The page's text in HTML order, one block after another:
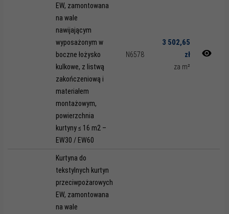
EW, zamontowana
na wale
nawijającym
wyposażonym w
boczne łożysko
kulkowe, z listwą
zakończeniową i
materiałem
montażowym,
powierzchnia
kurtyny ≤ 16 m2 –
EW30 / EW60
N6578
3 502,65
zł
za m²
Kurtyna do
tekstylnych kurtyn
przeciwpożarowych
EW, zamontowana
na wale